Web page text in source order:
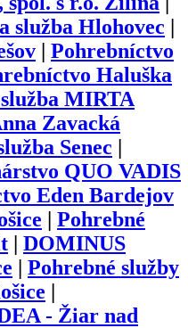
služba Hlohovec
Pohrebníctvo
Haluška
MIRTA
Zavacká
Senec
QUO VADIS
Eden Bardejov
Pohrebné
DOMINUS
Pohrebné služby
- Žiar nad